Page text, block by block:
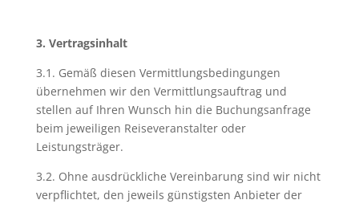
3. Vertragsinhalt
3.1. Gemäß diesen Vermittlungsbedingungen
übernehmen wir den Vermittlungsauftrag und
stellen auf Ihren Wunsch hin die Buchungsanfrage
beim jeweiligen Reiseveranstalter oder
Leistungsträger.
3.2. Ohne ausdrückliche Vereinbarung sind wir nicht
verpflichtet, den jeweils günstigsten Anbieter der